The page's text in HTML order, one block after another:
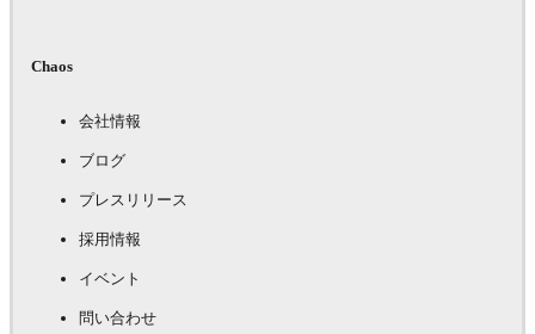
Chaos
会社情報
ブログ
プレスリリース
採用情報
イベント
問い合わせ